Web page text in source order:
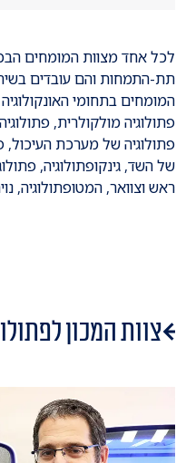
לכל אחד מצוות המומחים
תת-התמחות והם עובדים
המומחים בתחומי
פתולוגיה מולקולרית,
פתולוגיה של מערכת העיכול,
של השד, גינקופתולוגיה,
ראש וצוואר, המטופתולוגיה,
צוות המכון